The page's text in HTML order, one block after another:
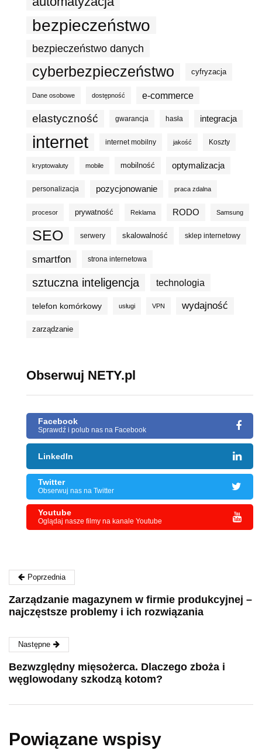
bezpieczeństwo
bezpieczeństwo danych
cyberbezpieczeństwo cyfryzacja
Dane osobowe dostępność e-commerce
elastyczność gwarancja hasła integracja
internet internet mobilny jakość Koszty
kryptowaluty mobile mobilność optymalizacja
personalizacja pozycjonowanie praca zdalna
procesor prywatność Reklama RODO Samsung
SEO serwery skalowalność sklep internetowy
smartfon strona internetowa
sztuczna inteligencja technologia
telefon komórkowy usługi VPN wydajność
zarządzanie
Obserwuj NETY.pl
Facebook
Sprawdź i polub nas na Facebook
LinkedIn
Twitter
Obserwuj nas na Twitter
Youtube
Oglądaj nasze filmy na kanale Youtube
Poprzednia
Zarządzanie magazynem w firmie produkcyjnej –
najczęstsze problemy i ich rozwiązania
Następne
Bezwzględny mięsożerca. Dlaczego zboża i
węglowodany szkodzą kotom?
Powiązane wspisy